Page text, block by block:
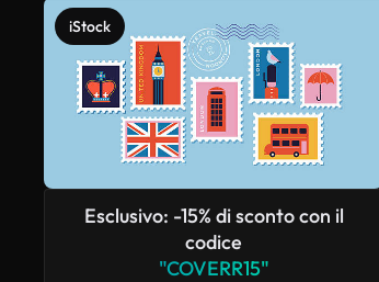
iStock
Esclusivo: -15% di sconto con il
codice
"COVERR15"